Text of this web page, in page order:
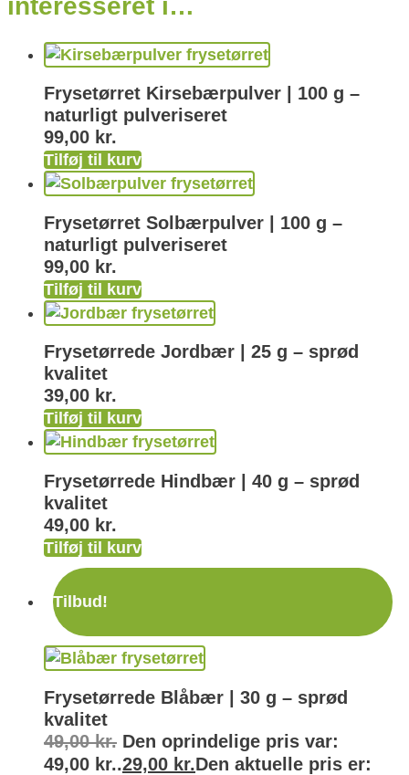
interesseret i…
Frysetørret Kirsebærpulver | 100 g –
naturligt pulveriseret
99,00 kr.
Tilføj til kurv
Frysetørret Solbærpulver | 100 g –
naturligt pulveriseret
99,00 kr.
Tilføj til kurv
Frysetørrede Jordbær | 25 g – sprød
kvalitet
39,00 kr.
Tilføj til kurv
Frysetørrede Hindbær | 40 g – sprød
kvalitet
49,00 kr.
Tilføj til kurv
Tilbud!
Frysetørrede Blåbær | 30 g – sprød
kvalitet
49,00kr. Den oprindelige pris var:
49,00 kr..29,00 kr.Den aktuelle pris er: